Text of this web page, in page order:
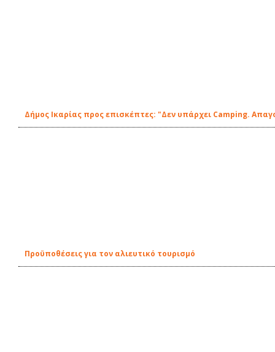
Δήμος Ικαρίας προς επισκέπτες: "Δεν υπάρχει Camping.
Προϋποθέσεις για τον αλιευτικό τουρισμό